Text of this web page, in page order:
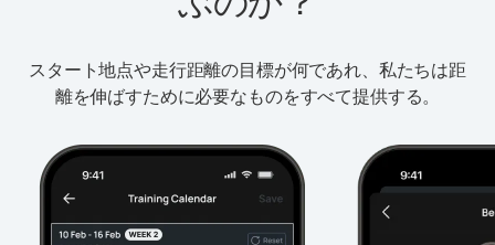
スタート地点や走行距離の目標が何であれ、私たちは距
離を伸ばすために必要なものをすべて提供する。